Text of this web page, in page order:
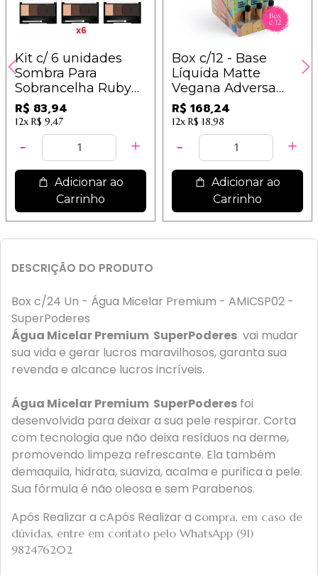
Kit c/ 6 unidades
Sombra Para
Sobrancelha Ruby
Rose Hb-9354
R$ 83,94
12x R$ 9,47
Adicionar ao
Carrinho
Box c/12 - Base
Líquida Matte
Vegana Adversa
Tons Médios B (350,
360, 400) - AD108B /
14,02
R$ 168,24
12x R$ 18,98
Adicionar ao
Carrinho
DESCRIÇÃO DO PRODUTO
Box c/24 Un - Água Micelar Premium - AMICSP02 -
SuperPoderes
Água Micelar Premium SuperPoderes vai mudar
sua vida e gerar lucros maravilhosos, garanta sua
revenda e alcance lucros incríveis.
Água Micelar Premium SuperPoderes foi
desenvolvida para deixar a sua pele respirar. Corta
com tecnologia que não deixa resíduos na derme,
promovendo limpeza refrescante. Ela também
demaquila, hidrata, suaviza, acalma e purifica a pele.
Sua fórmula é não oleosa e sem Parabenos.
Após Realizar a cApós Realizar a compra, em caso de
dúvidas, entre em contato pelo WhatsApp (91)
982476202